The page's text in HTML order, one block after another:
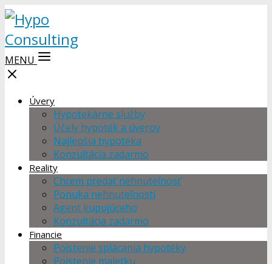
MENU
Úvery
Hypotekárne služby
Účely hypoték a úverov
Najlepšia hypotéka
Konzultácia zadarmo
Reality
Chcem predať nehnuteľnosť
Ponuka nehnuteľností
Agent kupujúceho
Konzultácia zadarmo
Financie
Poistenie splácania hypotéky
Poistenie majetku